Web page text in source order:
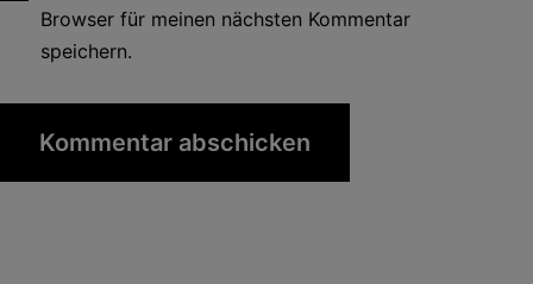
Browser für meinen nächsten Kommentar
speichern.